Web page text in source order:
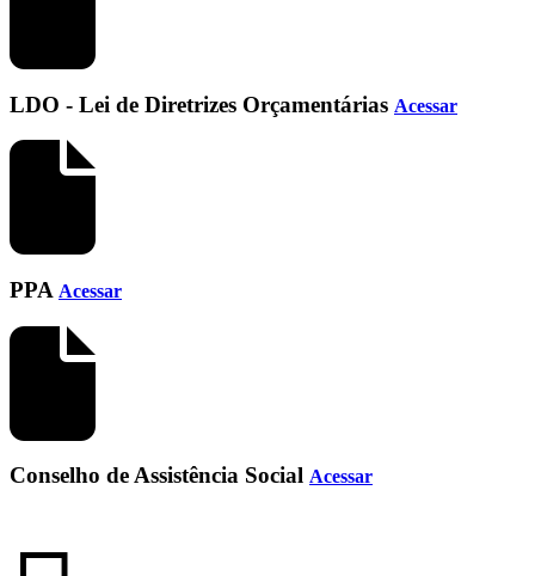
LDO - Lei de Diretrizes Orçamentárias Acessar
PPA Acessar
Conselho de Assistência Social Acessar